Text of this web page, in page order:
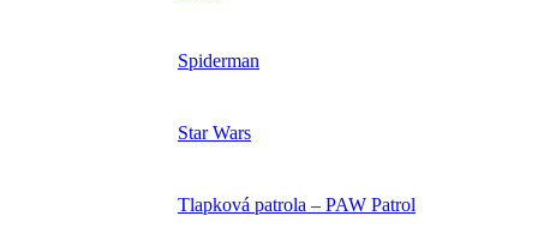
Spiderman
Star Wars
Tlapková patrola – PAW Patrol